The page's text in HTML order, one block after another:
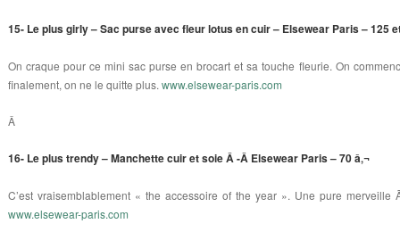
15- Le plus girly – Sac purse avec fleur lotus en cuir – Elsewear Paris – 125
On craque pour ce mini sac purse en brocart et sa touche fleurie. On
finalement, on ne le quitte plus. www.elsewear-paris.com
Â
16- Le plus trendy – Manchette cuir et soie Â -Â Elsewear Paris – 70 â‚¬
C’est vraisemblablement « the accessoire of the year ». Une pure
www.elsewear-paris.com